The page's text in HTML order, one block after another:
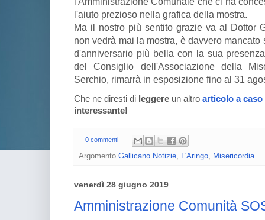
l'aiuto prezioso nella grafica della mostra.
Ma il nostro più sentito grazie va al Dottor
non vedrà mai la mostra, è davvero
d'anniversario più bella con la sua
del Consiglio dell'Associazione della
Serchio, rimarrà in esposizione fino al 31
Che ne diresti di leggere un altro articolo a caso
interessante!
0 commenti
Argomento Gallicano Notizie L'Aringo Misericordia
venerdì 28 giugno 2019
Amministrazione Comunità